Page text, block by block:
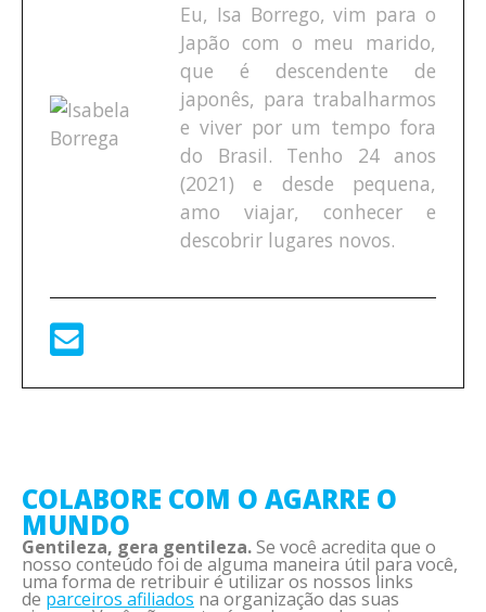
Eu, Isa Borrego, vim para o
Japão com o meu marido,
que é descendente de
japonês, para trabalharmos
e viver por um tempo fora
do Brasil. Tenho 24 anos
(2021) e desde pequena,
amo viajar, conhecer e
descobrir lugares novos.
COLABORE COM O AGARRE O
MUNDO
Gentileza, gera gentileza.Se você acredita que o
nosso conteúdo foi de alguma maneira útil para você,
uma forma de retribuir é utilizar os nossos links
de parceiros afiliados na organização das suas